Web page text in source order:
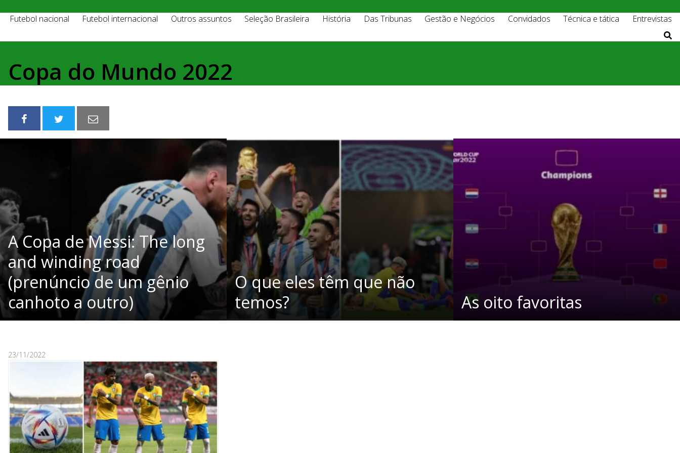
Futebol nacional Futebol internacional Outros assuntos Seleção Brasileira História Das Tribunas Gestão e Negócios Convidados Técnica e tática Entrevistas
Copa do Mundo 2022
A Copa de Messi: The long
and winding road
(prenúncio de um gênio
canhoto a outro)
O que eles têm que não
temos?
As oito favoritas
23/11/2022